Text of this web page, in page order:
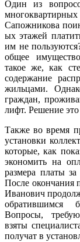
Один из
Сапожникова
ых этажей
им не
общее
такое же, как
содержание
жильцами.
граждан,
лифт. Решение
Также во время
установки
которые, как
экономить на
размера платы
После окончания
Иванович
обратившимся
Вопросы,
взяты
получат в